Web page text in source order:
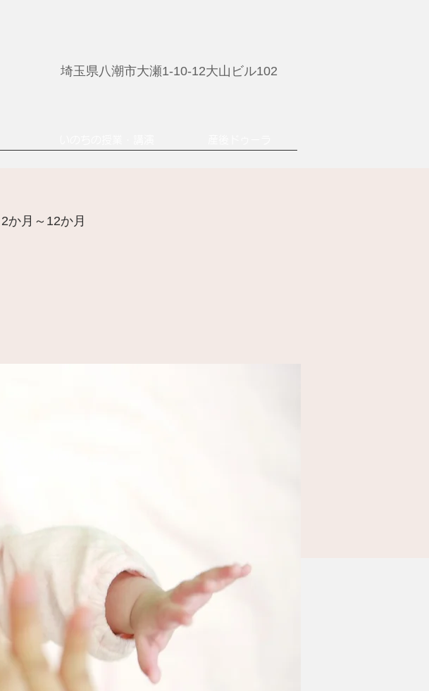
埼玉県八潮市大瀬1-10-12大山ビル102
か月～12か月